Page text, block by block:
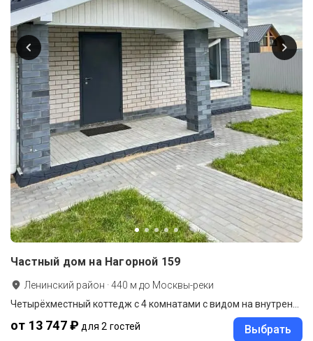
Частный дом на Нагорной 159
Ленинский район ·440 м до Москвы-реки
от 13 747 ₽ для 2 гостей Выбрать